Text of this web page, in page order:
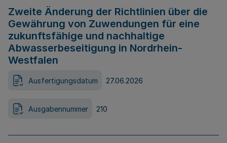
Zweite Änderung der Richtlinien über die
Gewährung von Zuwendungen für eine
zukunftsfähige und nachhaltige
Abwasserbeseitigung in Nordrhein-
Westfalen
Ausfertigungsdatum 27.06.2026
Ausgabennummer 210